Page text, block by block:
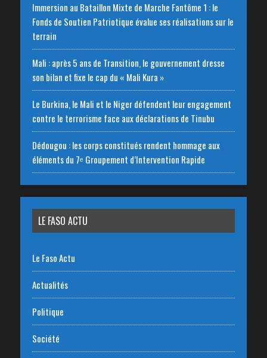
Immersion au Bataillon Mixte de Marche Fantôme 1 : le
Fonds de Soutien Patriotique évalue ses réalisations sur le
terrain
Mali : après 5 ans de Transition, le gouvernement dresse
son bilan et fixe le cap du « Mali Kura »
Le Burkina, le Mali et le Niger défendent leur engagement
contre le terrorisme face aux déclarations de Tinubu
Dédougou : les corps constitués rendent hommage aux
éléments du 7ᵉ Groupement d’Intervention Rapide
LE FASO ACTU
Le Faso Actu
Actualités
Politique
Société